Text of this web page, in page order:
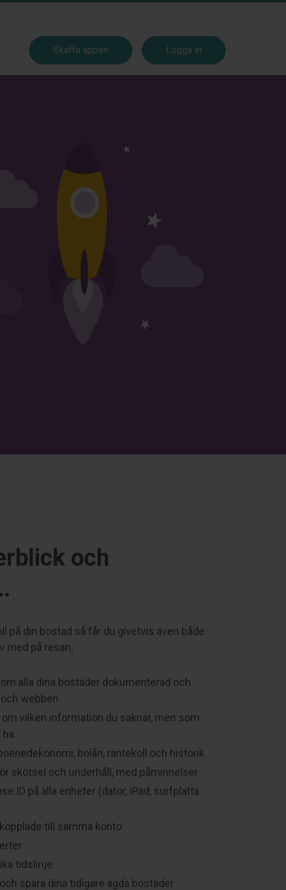
Skaffa appen Logga in
och
på din bostad så får du givetvis även både
med på resan;
alla dina bostäder dokumenterad och
webben
vilken information du saknar, men som
ha
bolån, räntekoll och historik
skötsel och underhåll, med påminnelser
på alla enheter (dator, iPad, surfplatta
till samma konto
tidslinje
spara dina tidigare ägda bostäder